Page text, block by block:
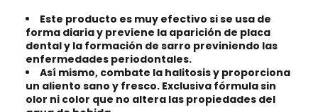
Este producto es muy efectivo si se usa de
forma diaria y previene la aparición de placa
dental y la formación de sarro previniendo las
enfermedades periodontales.
Así mismo, combate la halitosis y proporciona
un aliento sano y fresco. Exclusiva fórmula sin
olor ni color que no altera las propiedades del